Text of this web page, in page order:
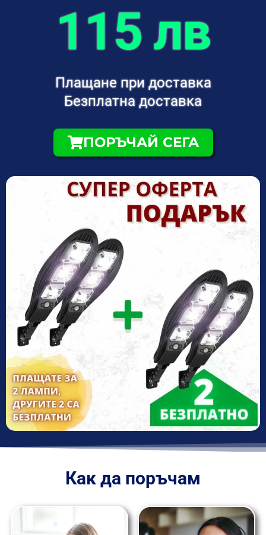
115 лв
Плащане при доставка
Безплатна доставка
ПОРЪЧАЙ СЕГА
Как да поръчам